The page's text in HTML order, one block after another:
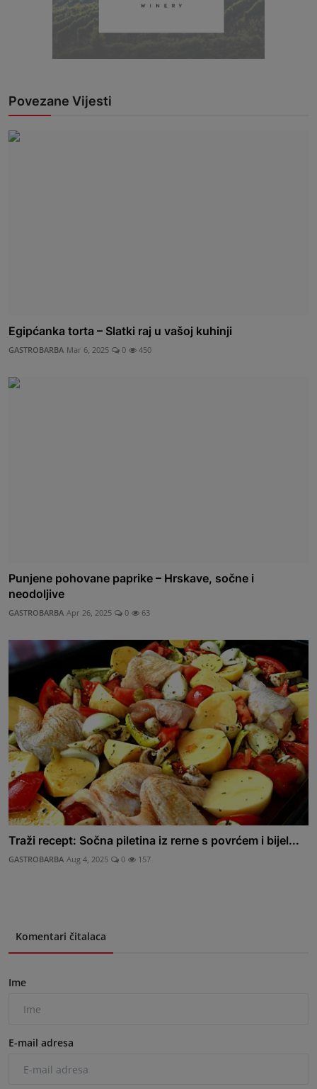
Povezane Vijesti
Egipćanka torta – Slatki raj u vašoj kuhinji
GASTROBARBA Mar 6, 2025 0 450
Punjene pohovane paprike – Hrskave, sočne i
neodoljive
GASTROBARBA Apr 26, 2025 0 63
Traži recept: Sočna piletina iz rerne s povrćem i bijel...
GASTROBARBA Aug 4, 2025 0 157
Komentari čitalaca
Ime
E-mail adresa